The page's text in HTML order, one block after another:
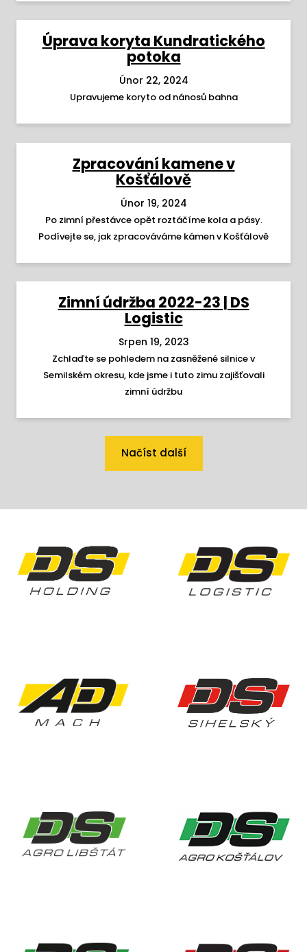
Úprava koryta Kundratického
potoka
Únor 22, 2024
Upravujeme koryto od nánosů bahna
Zpracování kamene v
Košťálově
Únor 19, 2024
Po zimní přestávce opět roztáčíme kola a pásy.
Podívejte se, jak zpracováváme kámen v Košťálově
Zimní údržba 2022-23 | DS
Logistic
Srpen 19, 2023
Zchlaďte se pohledem na zasněžené silnice v
Semilském okresu, kde jsme i tuto zimu zajišťovali
zimní údržbu
Načíst další